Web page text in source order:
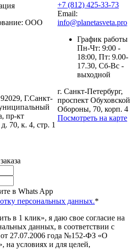
ООО
Г.Санкт-
пр-кт
70, к. 4, стр. 1
+7 (812) 425-33-73
Email:
info@planetasveta.pro
График работы
Пн-Чт: 9:00 -
18:00, Пт: 9.00-
17.30, Сб-Вс -
выходной
г. Санкт-Петербург,
проспект Обуховской
Обороны, 70, корп. 4
Посмотреть на карте
в Whats App
персональных данных.*
в 1 клик», я даю свое согласие на
данных, в соответствии с
27.07.2006 года №152-ФЗ «О
на условиях и для целей,